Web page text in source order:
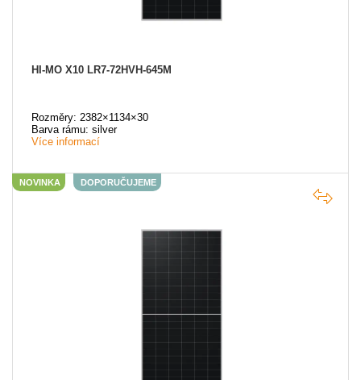
HI-MO X10 LR7-72HVH-645M
Rozměry: 2382×1134×30
Barva rámu: silver
Více informací
NOVINKA DOPORUČUJEME